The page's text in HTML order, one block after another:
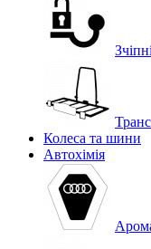
Колеса та шини
Автохімія